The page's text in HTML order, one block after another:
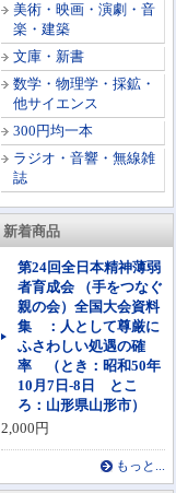
美術・映画・演劇・音
楽・建築
文庫・新書
数学・物理学・採鉱・
他サイエンス
300円均一本
ラジオ・音響・無線雑
誌
新着商品
第24回全日本精神薄弱
者育成会 （手をつなぐ
親の会）全国大会資料
集 ：人として尊厳に
ふさわしい処遇の確
率 （とき：昭和50年
10月7日-8日 とこ
ろ：山形県山形市）
2,000円
もっと...